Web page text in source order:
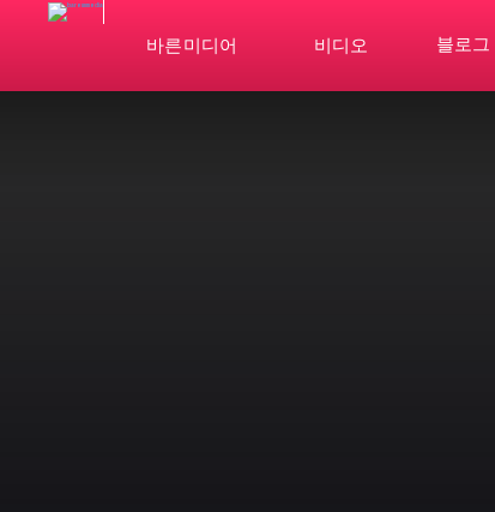
바른미디어 비디오 블로그